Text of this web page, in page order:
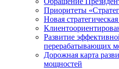
Приоритеты
Новая
Развитие
перерабатывающих
Дорожная карта
мощностей